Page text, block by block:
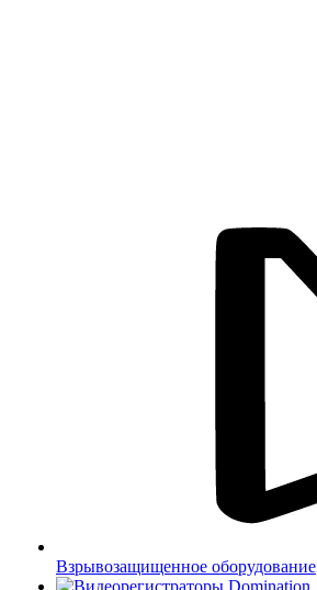
Взрывозащищенное оборудование